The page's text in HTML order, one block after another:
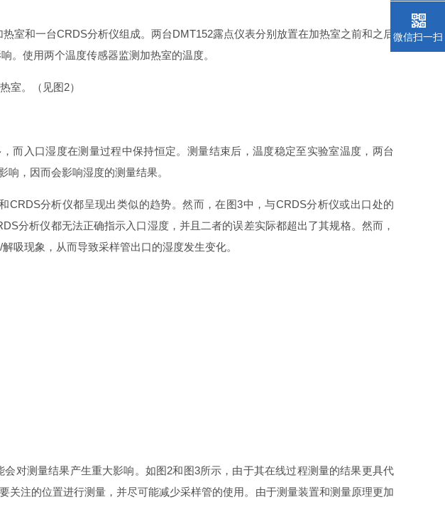
和一台CRDS分析仪组成。两台DMT152露点仪表分别放置在加热室之前和之后
。使用两个温度传感器监测加热室的温度。
室。（见图2）
入口湿度在测量过程中保持恒定。测量结束后，温度稳定至实验室温度，两台
，因而会影响湿度的测量结果。
分析仪都呈现出类似的趋势。然而，在图3中，与CRDS分析仪或出口处的
分析仪都无法正确指示入口湿度，并且二者的误差实际都超出了其规格。然而，
吸现象，从而导致采样管出口的湿度发生变化。
对测量结果产生重大影响。如图2和图3所示，由于其在线过程测量的结果更具代
注的位置进行测量，并尽可能减少采样管的使用。由于测量装置和测量原理更加
微信扫一扫